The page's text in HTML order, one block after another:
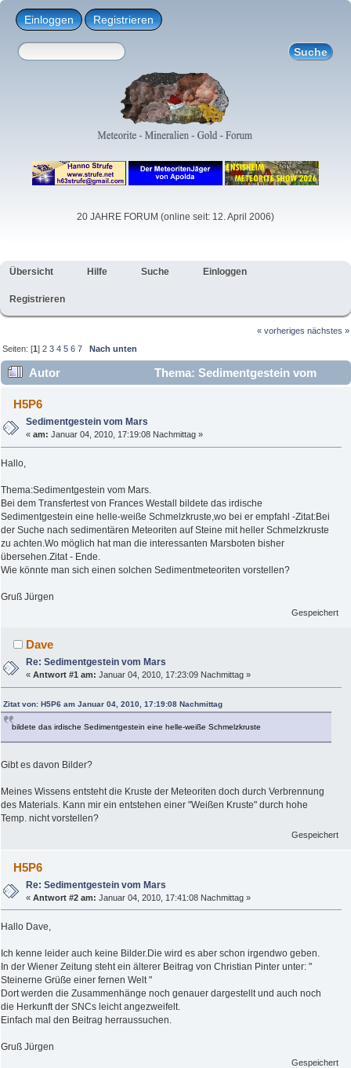
Einloggen Registrieren
20 JAHRE FORUM (online seit: 12. April 2006)
Übersicht Hilfe Suche Einloggen
Registrieren
« vorheriges nächstes »
Seiten: [1]2 3 4 5 6 7 Nach unten
Autor
Thema: Sedimentgestein vom
Mars (Gelesen 46376 mal)
H5P6
Sedimentgestein vom Mars
«am: Januar 04, 2010, 17:19:08 Nachmittag »
Hallo,
Thema:Sedimentgestein vom Mars.
Bei dem Transfertest von Frances Westall bildete das irdische
Sedimentgestein eine helle-weiße Schmelzkruste,wo bei er empfahl -Zitat:Bei
der Suche nach sedimentären Meteoriten auf Steine mit heller Schmelzkruste
zu achten.Wo möglich hat man die interessanten Marsboten bisher
übersehen.Zitat - Ende.
Wie könnte man sich einen solchen Sedimentmeteoriten vorstellen?
Gruß Jürgen
Gespeichert
Dave
Re: Sedimentgestein vom Mars
«Antwort #1 am: Januar 04, 2010, 17:23:09 Nachmittag »
Zitat von: H5P6 am Januar 04, 2010, 17:19:08 Nachmittag
bildete das irdische Sedimentgestein eine helle-weiße Schmelzkruste
Gibt es davon Bilder?
Meines Wissens entsteht die Kruste der Meteoriten doch durch Verbrennung
des Materials. Kann mir ein entstehen einer "Weißen Kruste" durch hohe
Temp. nicht vorstellen?
Gespeichert
H5P6
Re: Sedimentgestein vom Mars
«Antwort #2 am: Januar 04, 2010, 17:41:08 Nachmittag »
Hallo Dave,
Ich kenne leider auch keine Bilder.Die wird es aber schon irgendwo geben.
In der Wiener Zeitung steht ein älterer Beitrag von Christian Pinter unter: "
Steinerne Grüße einer fernen Welt "
Dort werden die Zusammenhänge noch genauer dargestellt und auch noch
die Herkunft der SNCs leicht angezweifelt.
Einfach mal den Beitrag herraussuchen.
Gruß Jürgen
Gespeichert